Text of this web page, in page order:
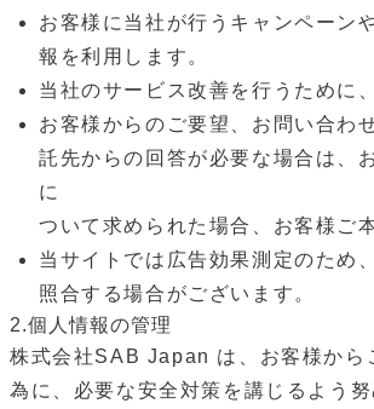
お客様に当社が⾏うキャンペーン
報を利⽤します。
当社のサービス改善を⾏うために
お客様からのご要望、お問い合わ
託先からの回答が必要な場合は、
に
ついて求められた場合、お客様ご
当サイトでは広告効果測定のため
照合する場合がございます。
2.個⼈情報の管理
株式会社SAB Japan は、お客様から
為に、必要な安全対策を講じるよう努